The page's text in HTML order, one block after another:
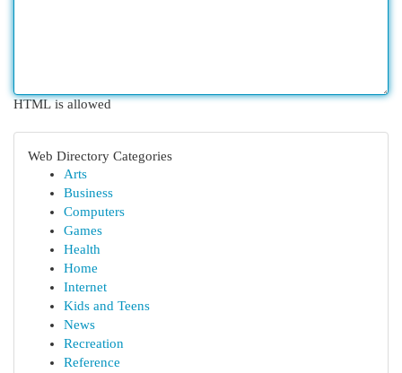
HTML is allowed
Web Directory Categories
Arts
Business
Computers
Games
Health
Home
Internet
Kids and Teens
News
Recreation
Reference